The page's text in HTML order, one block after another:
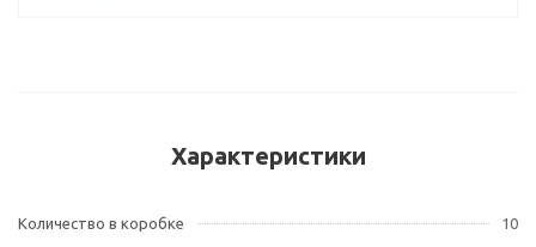
Характеристики
Количество в коробке
10